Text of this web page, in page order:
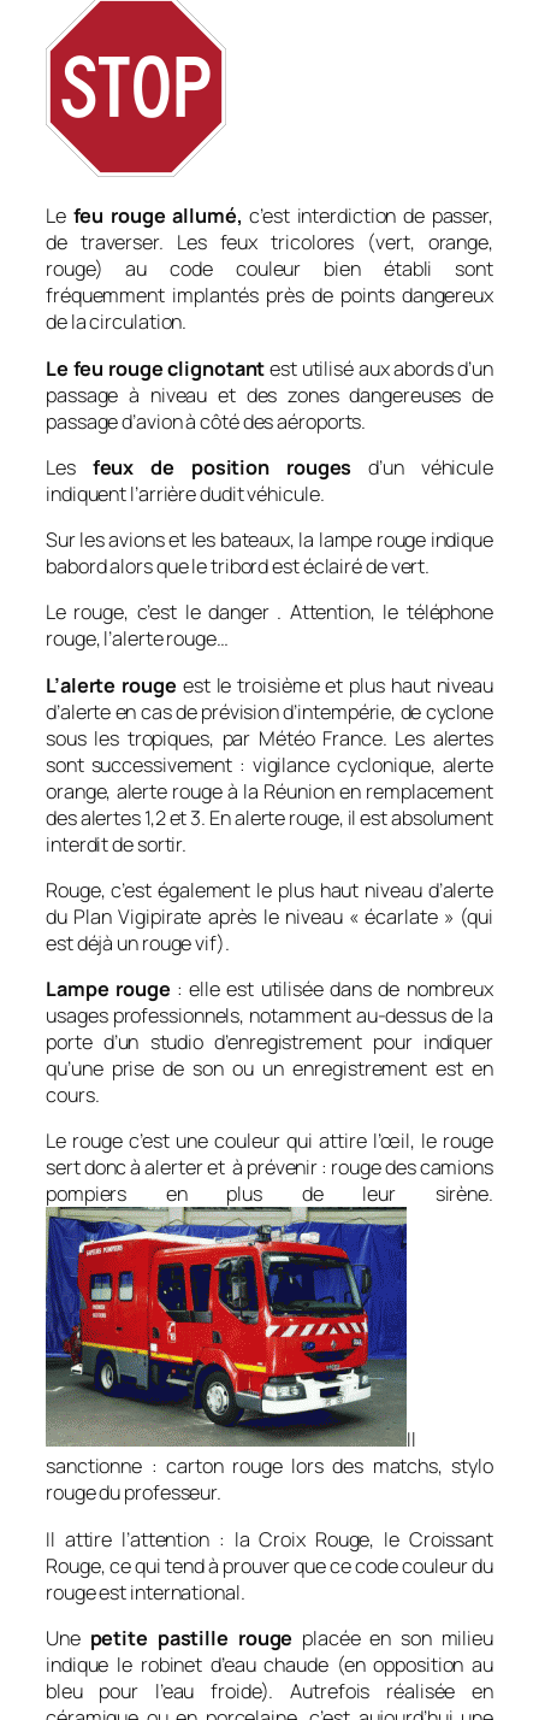
Le feu rouge allumé, c’est interdiction de passer,
de traverser. Les feux tricolores (vert, orange,
rouge) au code couleur bien établi sont
fréquemment implantés près de points dangereux
de la circulation.
Le feu rouge clignotantest utilisé aux abords d’un
passage à niveau et des zones dangereuses de
passage d’avion à côté des aéroports.
Lesfeux de position rouges d’un véhicule
indiquent l’arrière dudit véhicule.
Sur les avions et les bateaux, la lampe rouge indique
babord alors que le tribord est éclairé de vert.
Le rouge, c’est le danger . Attention, le téléphone
rouge, l’alerte rouge…
L’alerte rouge est le troisième et plus haut niveau
d’alerte en cas de prévision d’intempérie, de cyclone
sous les tropiques, par Météo France. Les alertes
sont successivement : vigilance cyclonique, alerte
orange, alerte rouge à la Réunion en remplacement
des alertes 1,2 et 3. En alerte rouge, il est absolument
interdit de sortir.
Rouge, c’est également le plus haut niveau d’alerte
du Plan Vigipirate après le niveau « écarlate » (qui
est déjà un rouge vif).
Lampe rouge : elle est utilisée dans de nombreux
usages professionnels, notamment au-dessus de la
porte d’un studio d’enregistrement pour indiquer
qu’une prise de son ou un enregistrement est en
cours.
Le rouge c’est une couleur qui attire l’œil, le rouge
sert donc à alerter et à prévenir : rouge des camions
pompiers en plus de leur sirène.
Il
sanctionne : carton rouge lors des matchs, stylo
rouge du professeur.
Il attire l’attention : la Croix Rouge, le Croissant
Rouge, ce qui tend à prouver que ce code couleur du
rouge est international.
Une petite pastille rouge placée en son milieu
indique le robinet d’eau chaude (en opposition au
bleu pour l’eau froide). Autrefois réalisée en